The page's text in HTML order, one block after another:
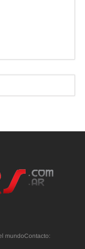
mundoContacto: